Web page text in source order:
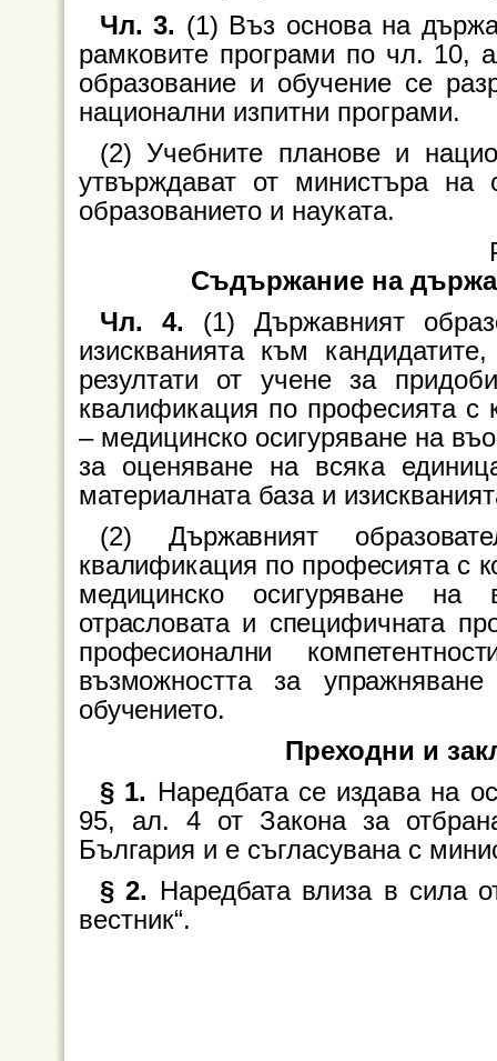
Чл. 3. (1) Въз основа на
рамковите програми по чл. 10,
образование и обучение се
национални изпитни програми.
(2) Учебните планове и
утвърждават от министъра на
образованието и науката.
Съдържание на
Чл. 4. (1) Държавният
изискванията към
резултати от учене за
квалификация по професията
– медицинско осигуряване на
за оценяване на всяка
материалната база и
(2) Държавният
квалификация по професията с
медицинско осигуряване на
отрасловата и специфичната
професионални
възможността за
обучението.
Преходни и
§ 1. Наредбата се издава на
95, ал. 4 от Закона за
България и е съгласувана с
§ 2. Наредбата влиза в сила
вестник“.